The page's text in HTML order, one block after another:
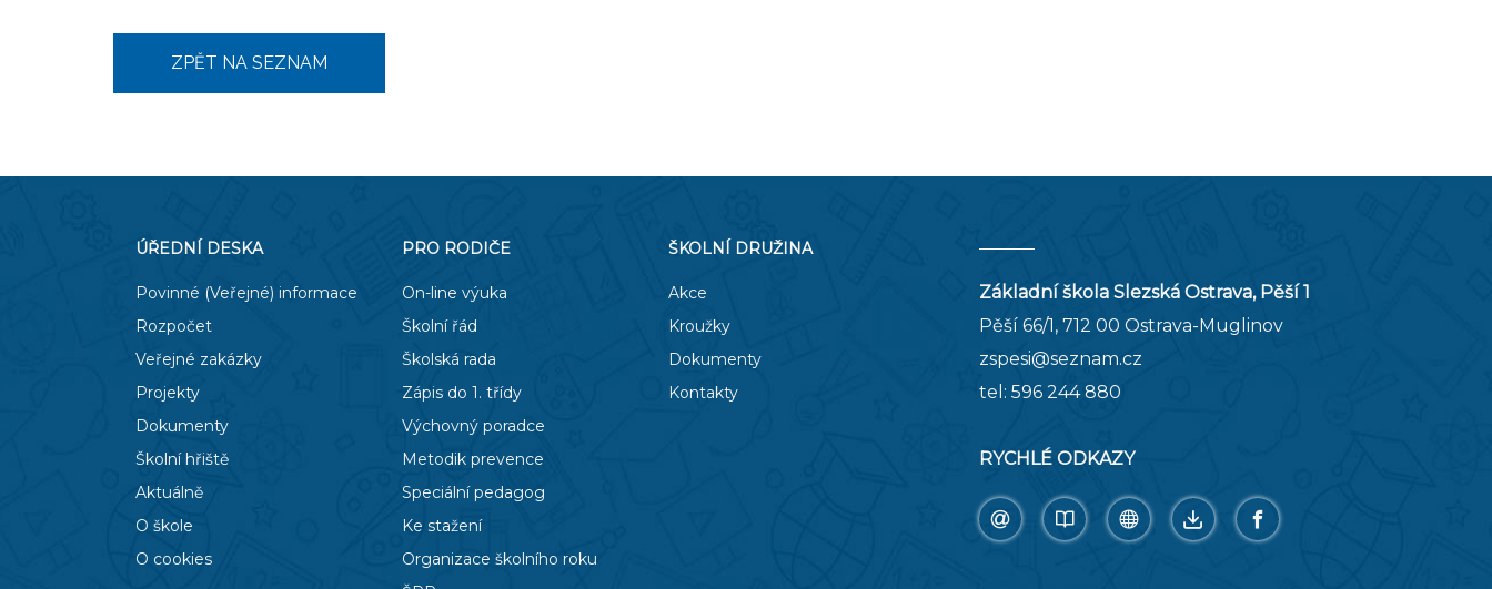
ZPĚT NA SEZNAM
ÚŘEDNÍ DESKA
Povinné (Veřejné) informace
Rozpočet
Veřejné zakázky
Projekty
Dokumenty
Školní hřiště
Aktuálně
O škole
O cookies
PRO RODIČE
On-line výuka
Školní řád
Školská rada
Zápis do 1. třídy
Výchovný poradce
Metodik prevence
Speciální pedagog
Ke stažení
Organizace školního roku
ŠKOLNÍ DRUŽINA
Akce
Kroužky
Dokumenty
Kontakty
Základní škola Slezská Ostrava, Pěší 1
Pěší 66/1, 712 00 Ostrava-Muglinov
zspesi@seznam.cz
tel: 596 244 880
RYCHLÉ ODKAZY